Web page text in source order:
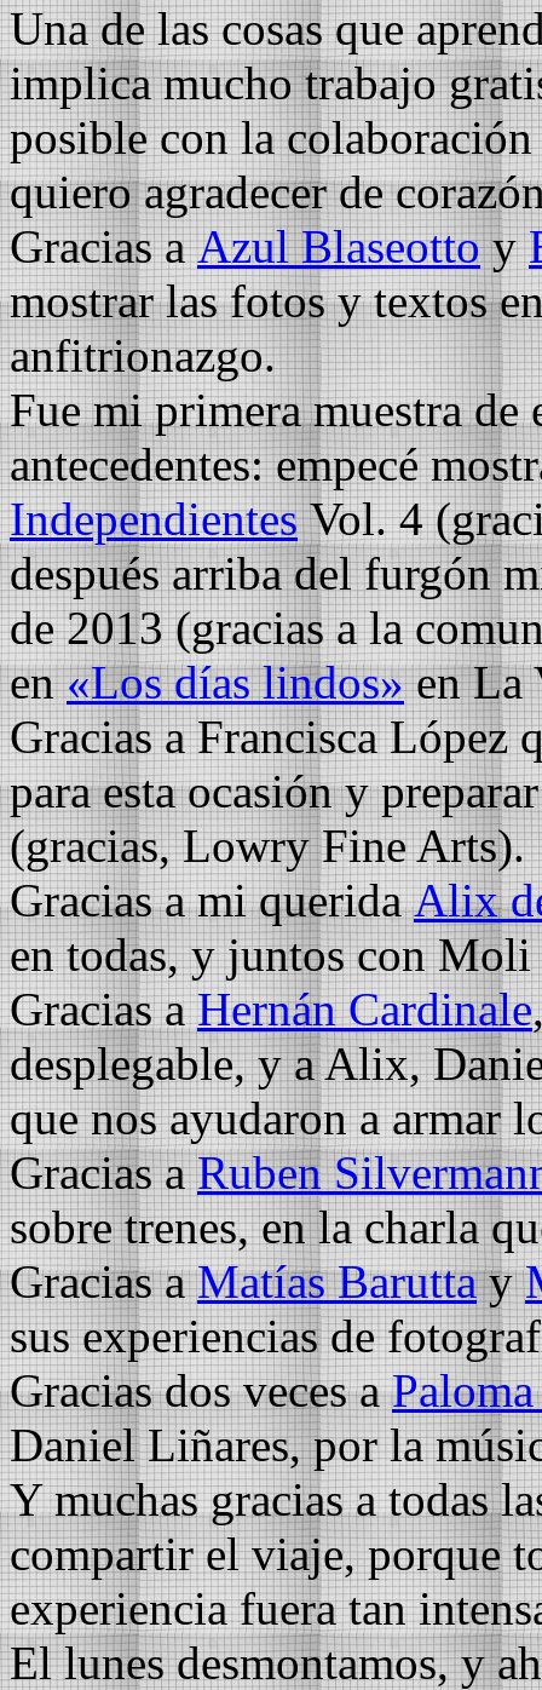
Una de las cosas que
implica mucho trabajo
posible con la
quiero agradecer de
Gracias aAzul Blaseottoy
mostrar las fotos y textos
anfitrionazgo.
Fue mi primera muestra de
antecedentes: empecé
IndependientesVol. 4
después arriba del furgón
de 2013 (gracias a la
en«Los días lindos»en La
Gracias a Francisca López
para esta ocasión y
(gracias, Lowry Fine Arts).
Gracias a mi queridaAlix
en todas, y juntos con
Gracias aHernán Cardinale
desplegable, y a Alix,
que nos ayudaron a armar
Gracias aRuben
sobre trenes, en la charla
Gracias aMatías Baruttay
sus experiencias de
Gracias dos veces a
Daniel Liñares, por la
Y muchas gracias a todas
compartir el viaje, porque
experiencia fuera tan
El lunes desmontamos, y